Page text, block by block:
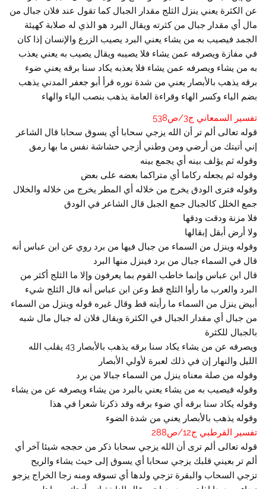
عن الكثرة يعني ينزل الثلج مقدار الجبال كما تقول عند فلان جبال من
مال أي مقدار جبال من كثرته ويقال البرد هو الذي له صلابة كهيئة
الجمد فيصيب به من يشاء يعني البرد يصيب الزرع والإنسان إذا كان
في مفازة ويصرفه عمن يشاء فلا يصيبه ويقال يصيب به يعني يعذب
به من يشاء ويصرفه عمن يشاء فلا يعذبه يكاد سنا برقه يعني ضوء
برقه يذهب بالأبصار يعني من شدة نوره قرأ أبو جعفر المدني يذهب
بضم الياء وكسر الهاء وقراءة العامة يذهب بنصب الياء والهاء
تفسير السمعاني ج3/ص538
قوله تعالى ألم تر أن الله يزجي سحابا أي يسوق سحابا قال الشاعر
إني أتيتك من أرضي ومن وطني أزجي حشاشة نفس ما بها رمق
وقوله ثم يؤلف بينه أي يجمع بينه
وقوله ثم يجعله ركاما أي متراكما بعضه على بعض
وقوله فترى الودق يخرج من خلاله أي المطر يخرج من خلاله والخلال
جمع الخلل كالجبال جمع الجبل قال الشاعر في الودق
فلا مزنة ودقت ودقها
ولا أرض أبقل إبقالها
وقوله وينزل من السماء من جبال فيها من برد روي عن ابن عباس أنه
قال في السماء جبال من برد فينزل منها البرد
قال ابن عباس وإنما خاطب القوم بما يعرفون وإلا ما الثلج أكثر من
البرد والعرب ما رأوا الثلج قط وعن ابن عباس أنه قال الثلج شيء
أبيض ينزل من السماء ما رأيته قط وقال غيره قوله وينزل من السماء
من جبال أي مقدار الجبال في الكثرة ويقال فلان له جبال مال شبه
بالجبال للكثرة
ويصرفه عن من يشاء يكاد سنا برقه يذهب بالأبصار 43 يقلب الله
الليل والنهار إن في ذلك لعبرة لأولي الأبصار
وقوله من صلة معناه ينزل من السماء جبالا من برد
وقوله فيصيب به من يشاء يعني بالبرد من يشاء ويصرفه عن من يشاء
وقوله يكاد سنا برقه أي ضوء برقه وقد ذكرنا شعرا في هذا
وقوله يذهب بالأبصار يعني من شدة الضوء
تفسير القرطبي ج12/ص288
قوله تعالى ألم ترى أن الله يزجي سحابا ذكر من حججه شيئا آخر أي
ألم تر بعيني قلبك يزجي سحابا أي يسوق إلى حيث يشاء والريح
تزجي السحاب والبقرة تزجي ولدها أي تسوقه ومنه زجا الخراج يزجو